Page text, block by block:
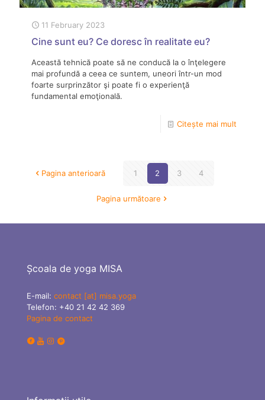
11 February 2023
Cine sunt eu? Ce doresc în realitate eu?
Această tehnică poate să ne conducă la o înţelegere
mai profundă a ceea ce suntem, uneori într-un mod
foarte surprinzător şi poate fi o experienţă
fundamental emoţională.
Citește mai mult
Pagina anterioară 1 2 3 4
Pagina următoare
Școala de yoga MISA
E-mail: contact [at] misa.yoga
Telefon: +40 21 42 42 369
Pagina de contact